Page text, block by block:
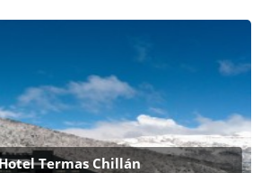
Termas Chillán